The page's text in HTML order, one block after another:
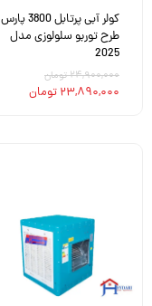
کولر آبی پرتابل 3800 پارس
طرح توربو سلولوزی مدل
2025
۲۴,۹۰۰,۰۰۰ تومان
۲۳,۸۹۰,۰۰۰ تومان